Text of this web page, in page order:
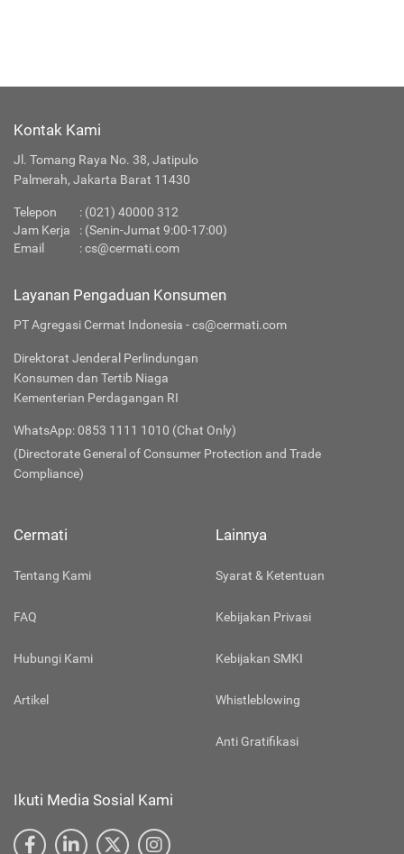
Kontak Kami
Jl. Tomang Raya No. 38, Jatipulo
Palmerah, Jakarta Barat 11430
Telepon : (021) 40000 312
Jam Kerja
: (Senin-Jumat 9:00-17:00)
Email
:cs@cermati.com
Layanan Pengaduan Konsumen
PT Agregasi Cermat Indonesia - cs@cermati.com
Direktorat Jenderal Perlindungan
Konsumen dan Tertib Niaga
Kementerian Perdagangan RI
WhatsApp: 0853 1111 1010 (Chat Only)
(Directorate General of Consumer Protection and Trade
Compliance)
Cermati
Tentang Kami
FAQ
Hubungi Kami
Artikel
Lainnya
Syarat & Ketentuan
Kebijakan Privasi
Kebijakan SMKI
Whistleblowing
Anti Gratifikasi
Ikuti Media Sosial Kami